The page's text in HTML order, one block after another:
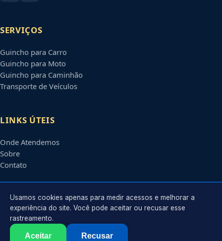
SERVIÇOS
Guincho para Carro
Guincho para Moto
Guincho para Caminhão
Transporte de Veículos
LINKS ÚTEIS
Onde Atendemos
Sobre
Contato
CONTATO
Atendimento em
contato@guinchosjundiai.com.br
Usamos cookies apenas para medir acessos e melhorar a
experiência do site. Você pode aceitar ou recusar esse
rastreamento.
Aceitar Recusar